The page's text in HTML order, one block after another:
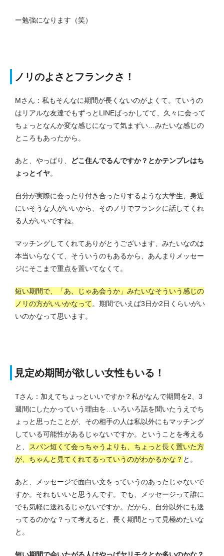
ー勉強になります（笑）
ノリのよさとフランクさ！
Mさん：私もそんなに期間が長くないのがよくて。ていうの
はリアルな友達でもずっとLINEばっかしてて、久々に会って
ちょっとなんか変な感じになって気まずい…みたいな感じの
ところもあったから。
あと、やっぱり、
どこ住んでるんですか？とかテンプレはち
ょっとイヤ。
自分が実際に会ったり付き合ったりするような大学生、身近
にいそうな人がいいから、その ノリでフランクに話してくれ
る人がいいですね。
マッチングしてくれてありがとうございます、みたいなのは
本当いらなくて、そういうのもあるから、あんまりメッセー
ジにそこまで重点を置いてなくて。
短い期間で、「あ、じゃあ会うか」みたいなそういう感じの
ノリの方がいいかなって。期間でいえば3日か2日くらいがい
いのかなって思います。
見定め期間が欲しい女性もいる！
Tさん：加えてちょっといいですか？私がなんで期間を2、3
週間にしたかっていう理由を…いろいろ話を聞いたうえでち
ょっと思ったことが、その相手の人は私以外にもマッチング
している可能性があるじゃないですか。ということを考える
と、
スパン短くて会っちゃうよりも、ちょっと長く置いた方
が、ちゃんと見てくれてるっていうのがわかるかな？ と。
あと、メッセージで面白い文をっていうのあったじゃないで
すか。それもいいと思うんです。でも、メッセージって誰に
でも気軽に送れるじゃないですか。だから、自分以外にも送
ってるのかな？って考えると、長く期間とって見極めたいな
と。